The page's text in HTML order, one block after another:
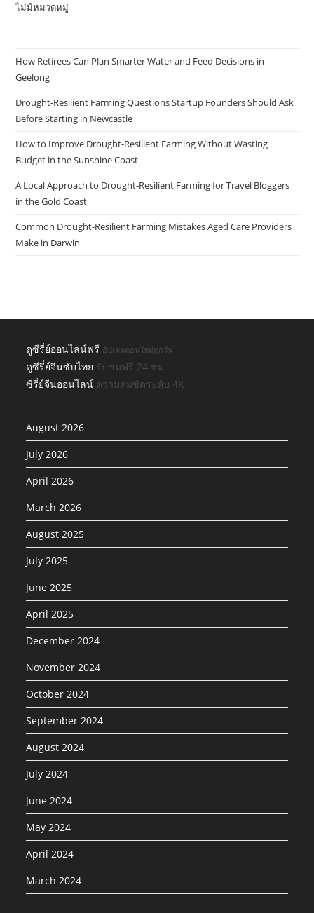
ไม่มีหมวดหมู่
How Retirees Can Plan Smarter Water and Feed Decisions in
Geelong
Drought-Resilient Farming Questions Startup Founders Should Ask
Before Starting in Newcastle
How to Improve Drought-Resilient Farming Without Wasting
Budget in the Sunshine Coast
A Local Approach to Drought-Resilient Farming for Travel Bloggers
in the Gold Coast
Common Drought-Resilient Farming Mistakes Aged Care Providers
Make in Darwin
ดูซีรี่ย์ออนไลน์ฟรี อัปเดตตอนใหม่ทุกวัน
ดูซีรี่ย์จีนซับไทย รับชมฟรี 24 ชม.
ซีรี่ย์จีนออนไลน์ ความคมชัดระดับ 4K
August 2026
July 2026
April 2026
March 2026
August 2025
July 2025
June 2025
April 2025
December 2024
November 2024
October 2024
September 2024
August 2024
July 2024
June 2024
May 2024
April 2024
March 2024